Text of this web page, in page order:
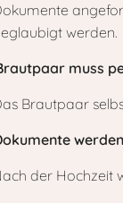
werden.
muss
Brautpaar
der Hochzeit